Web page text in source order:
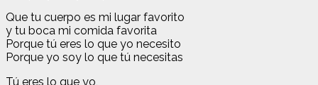
Que tu cuerpo es mi lugar favorito
y tu boca mi comida favorita
Porque tú eres lo que yo necesito
Porque yo soy lo que tú necesitas
Tú eres lo que yo,